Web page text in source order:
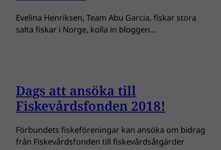
Evelina Henriksen, Team Abu Garcia, fiskar stora
salta fiskar i Norge, kolla in bloggen…
Dags att ansöka till
Fiskevårdsfonden 2018!
Förbundets fiskeföreningar kan ansöka om bidrag
från Fiskevårdsfonden till fiskevårdsåtgärder